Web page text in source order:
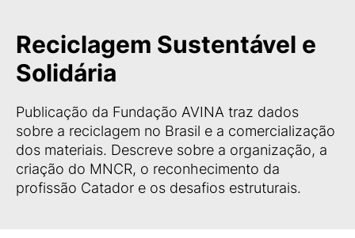
Reciclagem Sustentável e
Solidária
Publicação da Fundação AVINA traz dados
sobre a reciclagem no Brasil e a comercialização
dos materiais. Descreve sobre a organização, a
criação do MNCR, o reconhecimento da
profissão Catador e os desafios estruturais.